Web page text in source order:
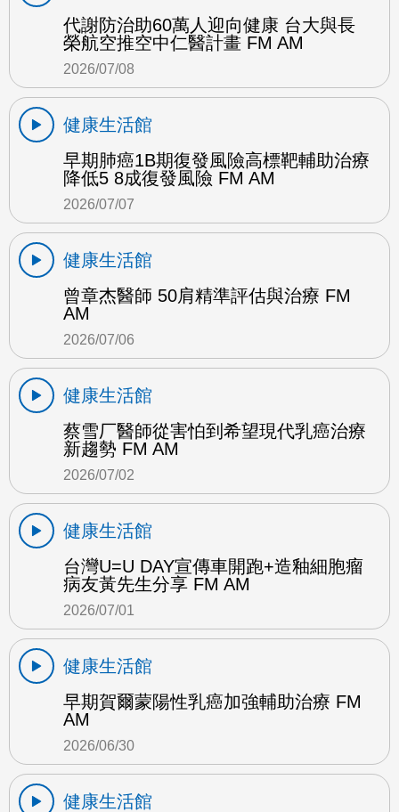
代謝防治助60萬人迎向健康 台大與長
榮航空推空中仁醫計畫 FM AM
2026/07/08
健康生活館
早期肺癌1B期復發風險高標靶輔助治療
降低5 8成復發風險 FM AM
2026/07/07
健康生活館
曾章杰醫師 50肩精準評估與治療 FM
AM
2026/07/06
健康生活館
蔡雪厂醫師從害怕到希望現代乳癌治療
新趨勢 FM AM
2026/07/02
健康生活館
台灣U=U DAY宣傳車開跑+造釉細胞瘤
病友黃先生分享 FM AM
2026/07/01
健康生活館
早期賀爾蒙陽性乳癌加強輔助治療 FM
AM
2026/06/30
健康生活館